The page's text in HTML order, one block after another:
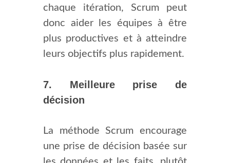
chaque itération, Scrum peut
donc aider les équipes à être
plus productives et à atteindre
leurs objectifs plus rapidement.
7. Meilleure prise de
décision
La méthode Scrum encourage
une prise de décision basée sur